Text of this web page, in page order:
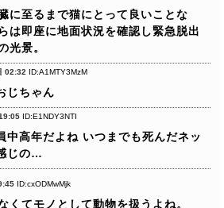
に至るまで猫にとって良いことな
は即座に地面状況を確認し緊急脱出
光景。
02:32 ID:A1MTY3MzM
じちゃん
ID:E1NDY3NTI
中高年だよね いつまでも死んだネッ
じの…
ID:cxODMwMjk
くてモノとして動物を扱うよね。